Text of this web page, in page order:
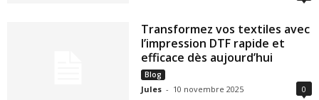
Transformez vos textiles avec
l’impression DTF rapide et
efficace dès aujourd’hui
Blog
Jules - 10 novembre 2025 0